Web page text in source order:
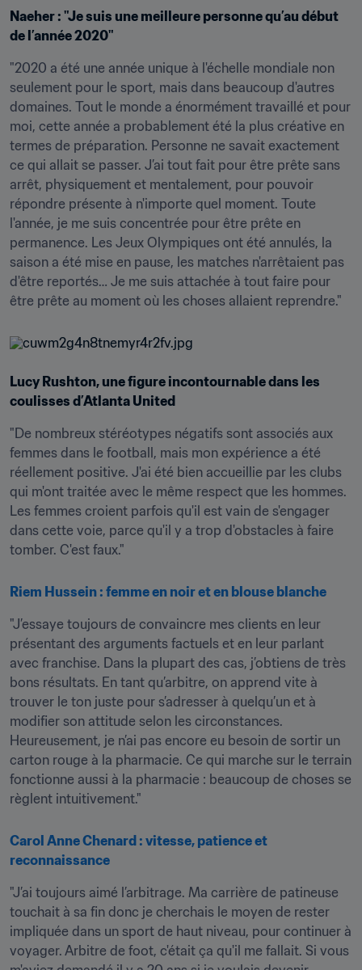
Naeher : "Je suis une meilleure personne qu’au début
de l’année 2020"
"2020 a été une année unique à l'échelle mondiale non
seulement pour le sport, mais dans beaucoup d'autres
domaines. Tout le monde a énormément travaillé et pour
moi, cette année a probablement été la plus créative en
termes de préparation. Personne ne savait exactement
ce qui allait se passer. J’ai tout fait pour être prête sans
arrêt, physiquement et mentalement, pour pouvoir
répondre présente à n'importe quel moment. Toute
l'année, je me suis concentrée pour être prête en
permanence. Les Jeux Olympiques ont été annulés, la
saison a été mise en pause, les matches n'arrêtaient pas
d'être reportés… Je me suis attachée à tout faire pour
être prête au moment où les choses allaient reprendre."
Lucy Rushton, une figure incontournable dans les
coulisses d’Atlanta United
"De nombreux stéréotypes négatifs sont associés aux
femmes dans le football, mais mon expérience a été
réellement positive. J'ai été bien accueillie par les clubs
qui m'ont traitée avec le même respect que les hommes.
Les femmes croient parfois qu'il est vain de s'engager
dans cette voie, parce qu'il y a trop d'obstacles à faire
tomber. C'est faux."
Riem Hussein : femme en noir et en blouse blanche
"J’essaye toujours de convaincre mes clients en leur
présentant des arguments factuels et en leur parlant
avec franchise. Dans la plupart des cas, j’obtiens de très
bons résultats. En tant qu’arbitre, on apprend vite à
trouver le ton juste pour s’adresser à quelqu’un et à
modifier son attitude selon les circonstances.
Heureusement, je n’ai pas encore eu besoin de sortir un
carton rouge à la pharmacie. Ce qui marche sur le terrain
fonctionne aussi à la pharmacie : beaucoup de choses se
règlent intuitivement."
Carol Anne Chenard : vitesse, patience et
reconnaissance
"J’ai toujours aimé l’arbitrage. Ma carrière de patineuse
touchait à sa fin donc je cherchais le moyen de rester
impliquée dans un sport de haut niveau, pour continuer à
voyager. Arbitre de foot, c'était ça qu'il me fallait. Si vous